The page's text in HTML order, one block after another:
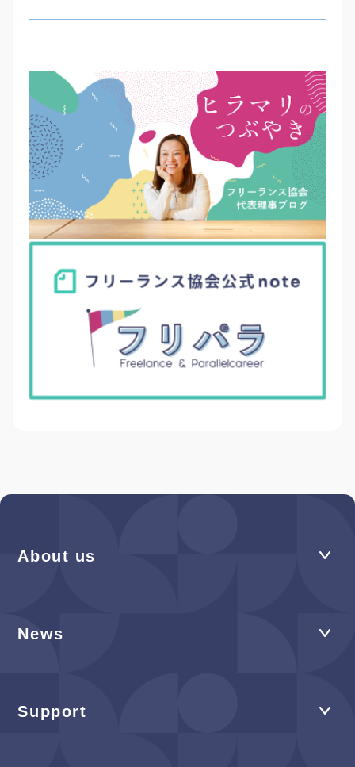
About us
News
Support